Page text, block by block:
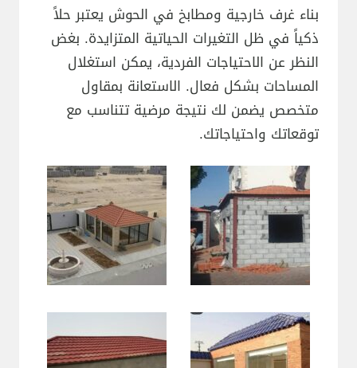
بناء غرف خارجية ومطابخ في الحوش يعتبر حلاً
ذكياً في ظل التغيرات الحياتية المتزايدة. بغض
النظر عن الاحتياجات الفردية، يمكن استغلال
المساحات بشكل فعال. الاستعانة بمقاول
متخصص يضمن لك نتيجة مرضية تتناسب مع
توقعاتك واحتياجاتك.